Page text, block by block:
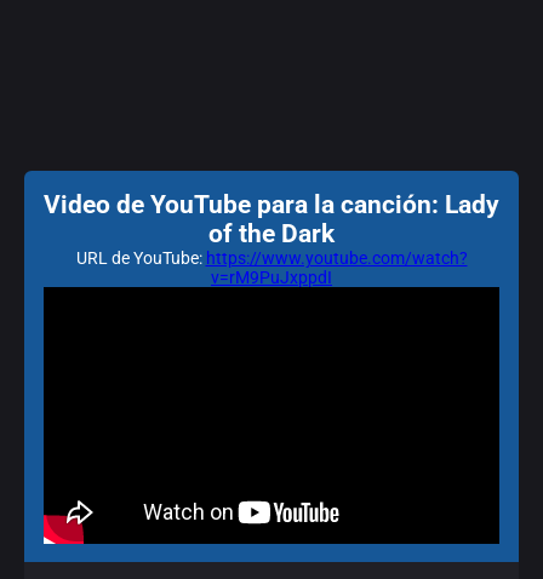
Video de YouTube para la canción: Lady
of the Dark
URL de YouTube: https://www.youtube.com/watch?
v=rM9PuJxppdI